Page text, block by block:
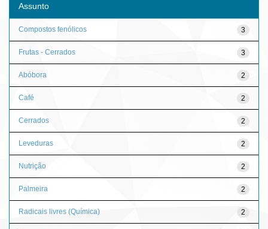
Assunto
3
Compostos fenólicos
3
Frutas - Cerrados
2
Abóbora
2
Café
2
Cerrados
2
Leveduras
2
Nutrição
2
Palmeira
2
Radicais livres (Química)